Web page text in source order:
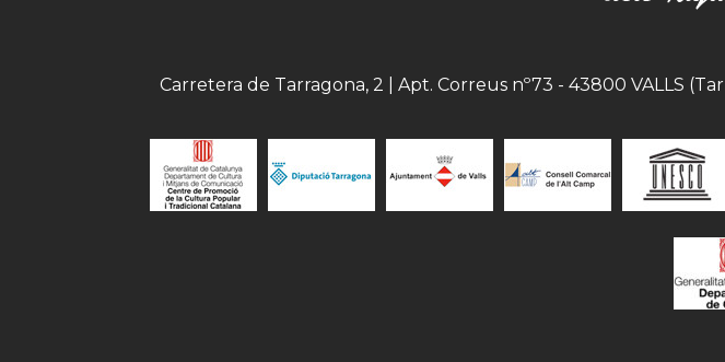
Carretera de Tarragona, 2 | Apt. Correus nº73 - 43800 VALLS